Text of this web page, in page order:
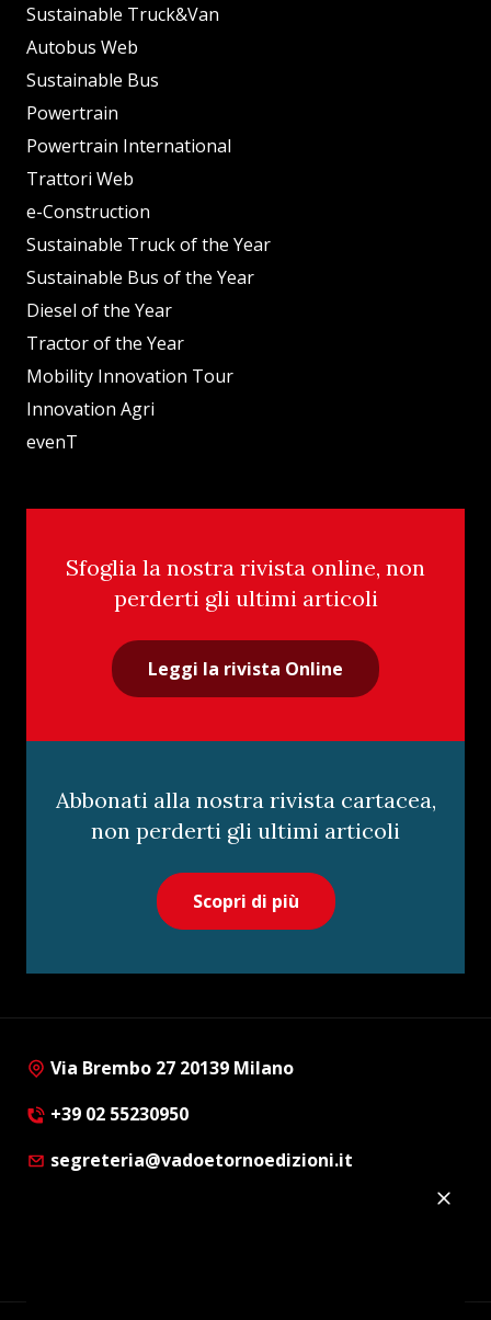
Sustainable Truck&Van
Autobus Web
Sustainable Bus
Powertrain
Powertrain International
Trattori Web
e-Construction
Sustainable Truck of the Year
Sustainable Bus of the Year
Diesel of the Year
Tractor of the Year
Mobility Innovation Tour
Innovation Agri
evenT
Sfoglia la nostra rivista online, non
perderti gli ultimi articoli
Leggi la rivista Online
Abbonati alla nostra rivista cartacea,
non perderti gli ultimi articoli
Scopri di più
Via Brembo 27 20139 Milano
+39 02 55230950
segreteria@vadoetornoedizioni.it